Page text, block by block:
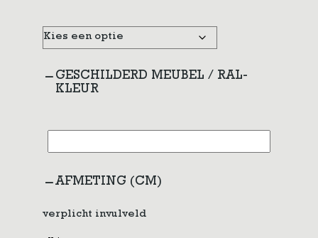
GESCHILDERD MEUBEL / RAL-
KLEUR
AFMETING (CM)
verplicht invulveld